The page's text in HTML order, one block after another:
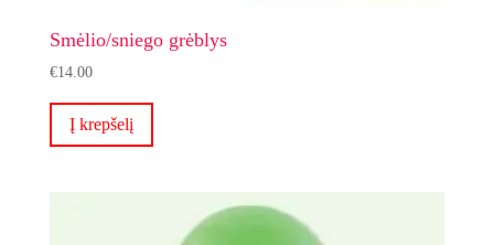
Smėlio/sniego grėblys
€14.00
Į krepšelį